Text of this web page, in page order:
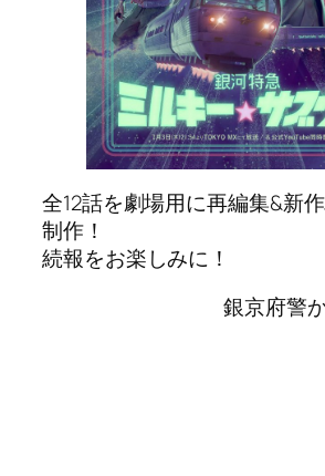
全12話を劇場用に再編集&新
制作！
続報をお楽しみに！
銀京府警